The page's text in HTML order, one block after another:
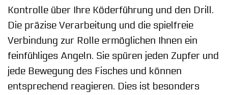
Kontrolle über Ihre Köderführung und den Drill.
Die präzise Verarbeitung und die spielfreie
Verbindung zur Rolle ermöglichen Ihnen ein
feinfühliges Angeln. Sie spüren jeden Zupfer und
jede Bewegung des Fisches und können
entsprechend reagieren. Dies ist besonders